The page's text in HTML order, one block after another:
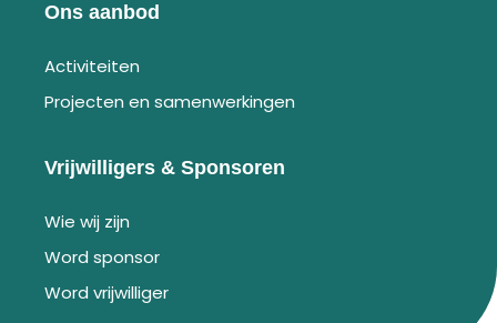
Ons aanbod
Activiteiten
Projecten en samenwerkingen
Vrijwilligers & Sponsoren
Wie wij zijn
Word sponsor
Word vrijwilliger